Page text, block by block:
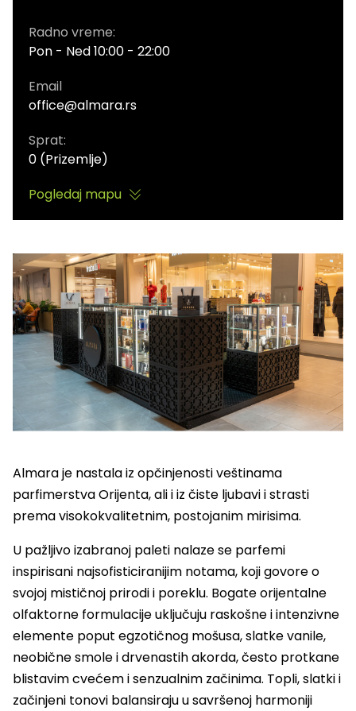
Radno vreme:
Pon - Ned 10:00 - 22:00
Email
office@almara.rs
Sprat:
0 (Prizemlje)
Pogledaj mapu
Almara je nastala iz opčinjenosti veštinama
parfimerstva Orijenta, ali i iz čiste ljubavi i strasti
prema visokokvalitetnim, postojanim mirisima.
U pažljivo izabranoj paleti nalaze se parfemi
inspirisani najsofisticiranijim notama, koji govore o
svojoj mističnoj prirodi i poreklu. Bogate orijentalne
olfaktorne formulacije uključuju raskošne i intenzivne
elemente poput egzotičnog mošusa, slatke vanile,
neobične smole i drvenastih akorda, često protkane
blistavim cvećem i senzualnim začinima. Topli, slatki i
začinjeni tonovi balansiraju u savršenoj harmoniji